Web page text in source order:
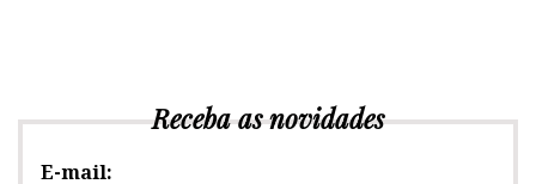
Receba as novidades
E-mail: